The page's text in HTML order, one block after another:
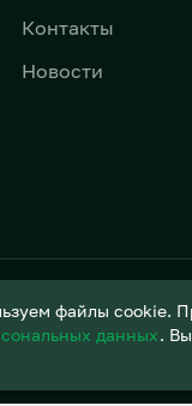
Контакты
Новости
файлы cookie.
данных.